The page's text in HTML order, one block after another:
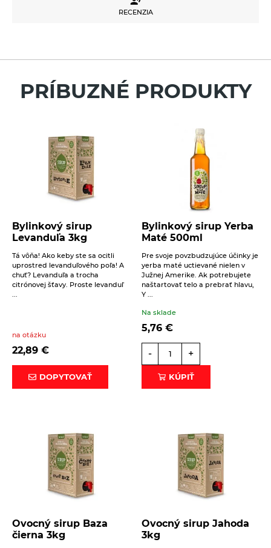
Beriem na vedomiespracovanie osobných údajov.
RECENZIA
Pre vloženie recenzie musíte byť prihlásení
PRÍBUZNÉ PRODUKTY
Bylinkový sirup
Levanduľa 3kg
Tá vôňa! Ako keby ste sa ocitli
uprostred levanduľového poľa! A
chuť? Levanduľa a trocha
citrónovej šťavy. Proste levanduľ
...
na otázku
22,89 €
DOPYTOVAŤ
Bylinkový sirup Yerba
Maté 500ml
Pre svoje povzbudzujúce účinky je
yerba maté uctievané nielen v
Južnej Amerike. Ak potrebujete
naštartovať telo a prebrať hlavu,
Y ...
Na sklade
5,76 €
- +
KÚPIŤ
Ovocný sirup Baza
čierna 3kg
Ovocný sirup Jahoda
3kg